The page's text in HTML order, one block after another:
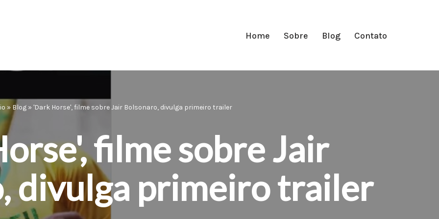
Home Sobre Blog Contato
» Blog » 'Dark Horse', filme sobre Jair Bolsonaro, divulga primeiro trailer
filme sobre Jair
divulga primeiro trailer